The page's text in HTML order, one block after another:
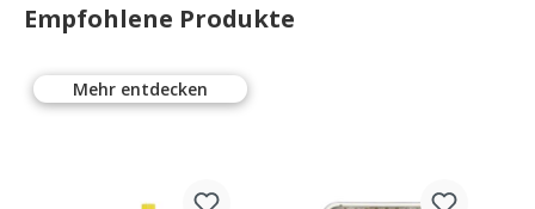
Empfohlene Produkte
Mehr entdecken